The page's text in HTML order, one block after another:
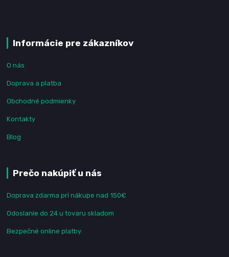
Informácie pre zákazníkov
O nás
Doprava a platba
Obchodné podmienky
Kontakty
Blog
Prečo nakúpiť u nás
Doprava zdarma pri nákupe nad 150€
Odoslanie do 24 u tovaru skladom
Bezpečné online platby